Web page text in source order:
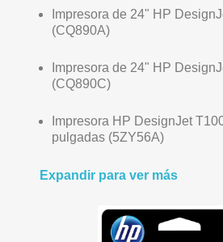
Impresora de 24" HP
(CQ890A)
Impresora de 24" HP
(CQ890C)
Impresora HP DesignJet
pulgadas (5ZY56A)
Expandir para ver más